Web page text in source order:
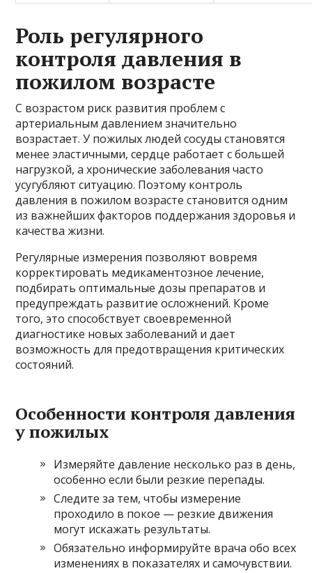
Роль регулярного
контроля давления в
пожилом возрасте
С возрастом риск развития проблем с
артериальным давлением значительно
возрастает. У пожилых людей сосуды становятся
менее эластичными, сердце работает с большей
нагрузкой, а хронические заболевания часто
усугубляют ситуацию. Поэтому контроль
давления в пожилом возрасте становится одним
из важнейших факторов поддержания здоровья и
качества жизни.
Регулярные измерения позволяют вовремя
корректировать медикаментозное лечение,
подбирать оптимальные дозы препаратов и
предупреждать развитие осложнений. Кроме
того, это способствует своевременной
диагностике новых заболеваний и дает
возможность для предотвращения критических
состояний.
Особенности контроля давления
у пожилых
Измеряйте давление несколько раз в день,
особенно если были резкие перепады.
Следите за тем, чтобы измерение
проходило в покое — резкие движения
могут искажать результаты.
Обязательно информируйте врача обо всех
изменениях в показателях и самочувствии.